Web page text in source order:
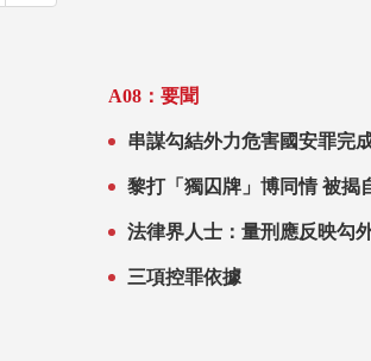
A08：要聞
串謀勾結外力危害國安罪完成求情 重溫控方量
黎打「獨囚
法律界人士：量刑應反映勾
三項控罪依據